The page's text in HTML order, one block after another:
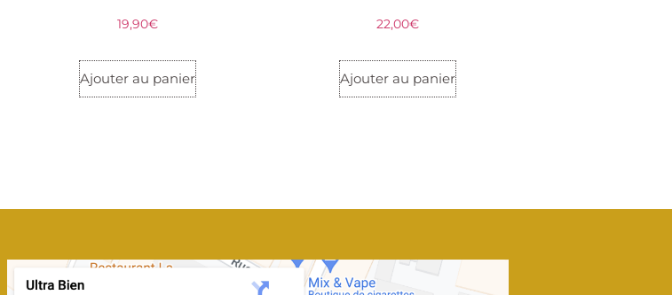
19,90€
Ajouter au panier
22,00€
Ajouter au panier